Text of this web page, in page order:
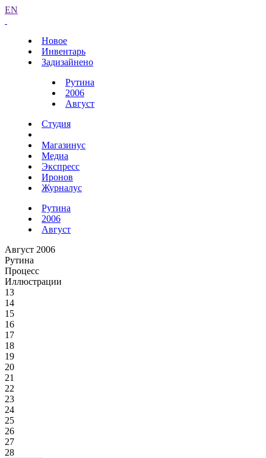
EN
Новое
Инвентарь
Задизайнено
Рутина
2006
Август
Студия
Магазинус
Медиа
Экспресс
Иронов
Журналус
Рутина
2006
Август
Август 2006
Рутина
Процесс
Иллюстрации
13
14
15
16
17
18
19
20
21
22
23
24
25
26
27
28